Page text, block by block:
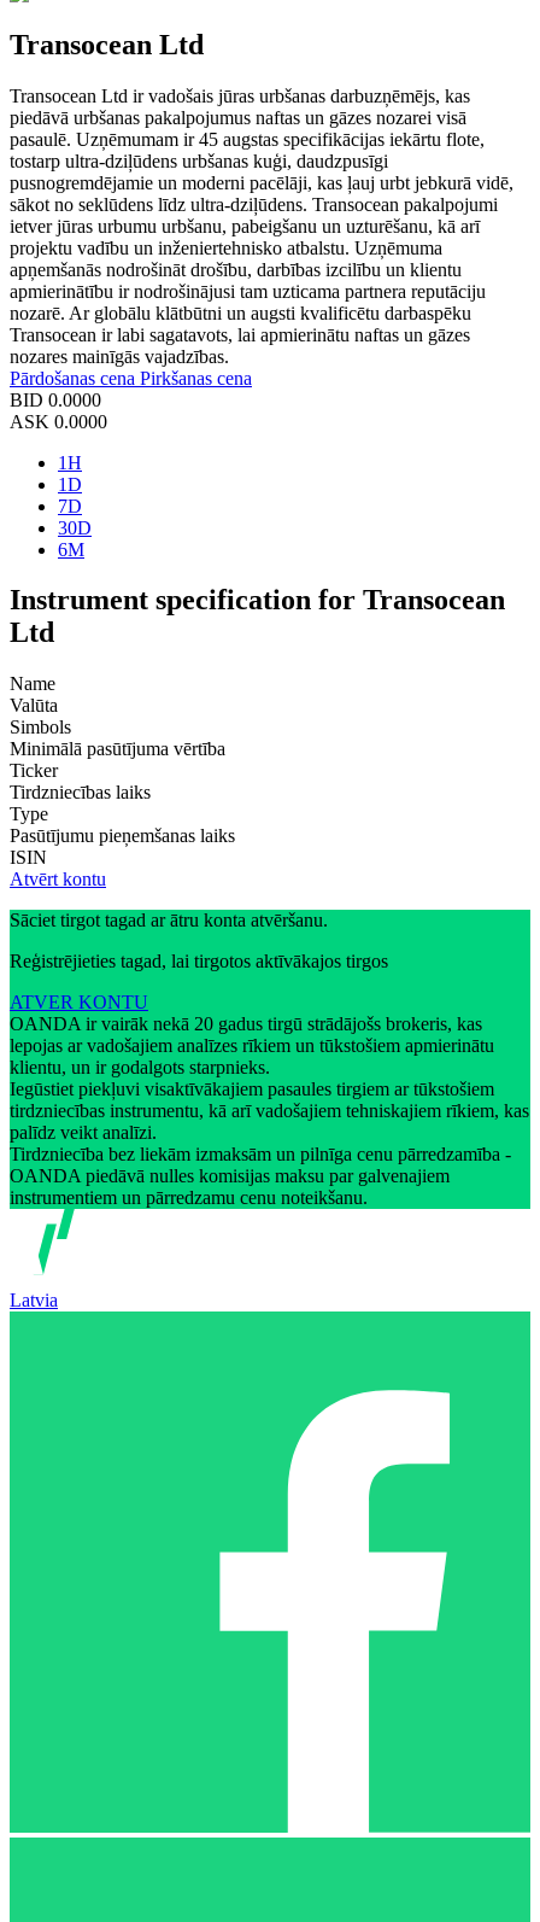
Transocean Ltd
Transocean Ltd ir vadošais jūras urbšanas darbuzņēmējs, kas
piedāvā urbšanas pakalpojumus naftas un gāzes nozarei visā
pasaulē. Uzņēmumam ir 45 augstas specifikācijas iekārtu flote,
tostarp ultra-dziļūdens urbšanas kuģi, daudzpusīgi
pusnogremdējamie un moderni pacēlāji, kas ļauj urbt jebkurā vidē,
sākot no seklūdens līdz ultra-dziļūdens. Transocean pakalpojumi
ietver jūras urbumu urbšanu, pabeigšanu un uzturēšanu, kā arī
projektu vadību un inženiertehnisko atbalstu. Uzņēmuma
apņemšanās nodrošināt drošību, darbības izcilību un klientu
apmierinātību ir nodrošinājusi tam uzticama partnera reputāciju
nozarē. Ar globālu klātbūtni un augsti kvalificētu darbaspēku
Transocean ir labi sagatavots, lai apmierinātu naftas un gāzes
nozares mainīgās vajadzības.
Pārdošanas cena Pirkšanas cena
BID 0.0000
ASK 0.0000
1H
1D
7D
30D
6M
Instrument specification for Transocean
Ltd
Name
Valūta
Simbols
Minimālā pasūtījuma vērtība
Ticker
Tirdzniecības laiks
Type
Pasūtījumu pieņemšanas laiks
ISIN
Atvērt kontu
Sāciet tirgot tagad ar ātru konta atvēršanu.
Reģistrējieties tagad, lai tirgotos aktīvākajos tirgos
ATVER KONTU
OANDA ir vairāk nekā 20 gadus tirgū strādājošs brokeris, kas
lepojas ar vadošajiem analīzes rīkiem un tūkstošiem apmierinātu
klientu, un ir godalgots starpnieks.
Iegūstiet piekļuvi visaktīvākajiem pasaules tirgiem ar tūkstošiem
tirdzniecības instrumentu, kā arī vadošajiem tehniskajiem rīkiem, kas
palīdz veikt analīzi.
Tirdzniecība bez liekām izmaksām un pilnīga cenu pārredzamība -
OANDA piedāvā nulles komisijas maksu par galvenajiem
instrumentiem un pārredzamu cenu noteikšanu.
Latvia